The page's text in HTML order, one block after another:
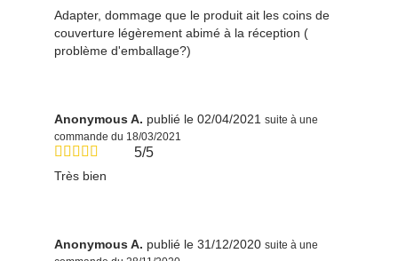
Adapter, dommage que le produit ait les coins de
couverture légèrement abimé à la réception (
problème d'emballage?)
Anonymous A. publié le 02/04/2021 suite à une
commande du 18/03/2021
5/5
Très bien
Anonymous A. publié le 31/12/2020 suite à une